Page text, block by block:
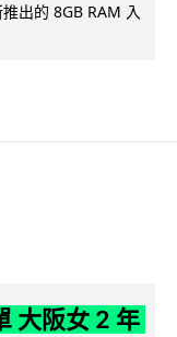
出的 8GB RAM 入
大阪女 2 年